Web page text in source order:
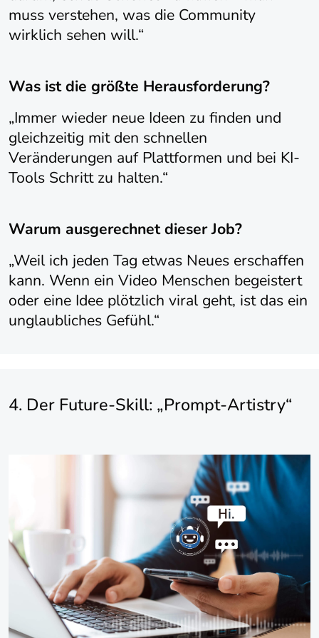
muss verstehen, was die Community
wirklich sehen will.“
Was ist die größte Herausforderung?
„Immer wieder neue Ideen zu finden und
gleichzeitig mit den schnellen
Veränderungen auf Plattformen und bei KI-
Tools Schritt zu halten.“
Warum ausgerechnet dieser Job?
„Weil ich jeden Tag etwas Neues erschaffen
kann. Wenn ein Video Menschen begeistert
oder eine Idee plötzlich viral geht, ist das ein
unglaubliches Gefühl.“
4. Der Future-Skill: „Prompt-Artistry“